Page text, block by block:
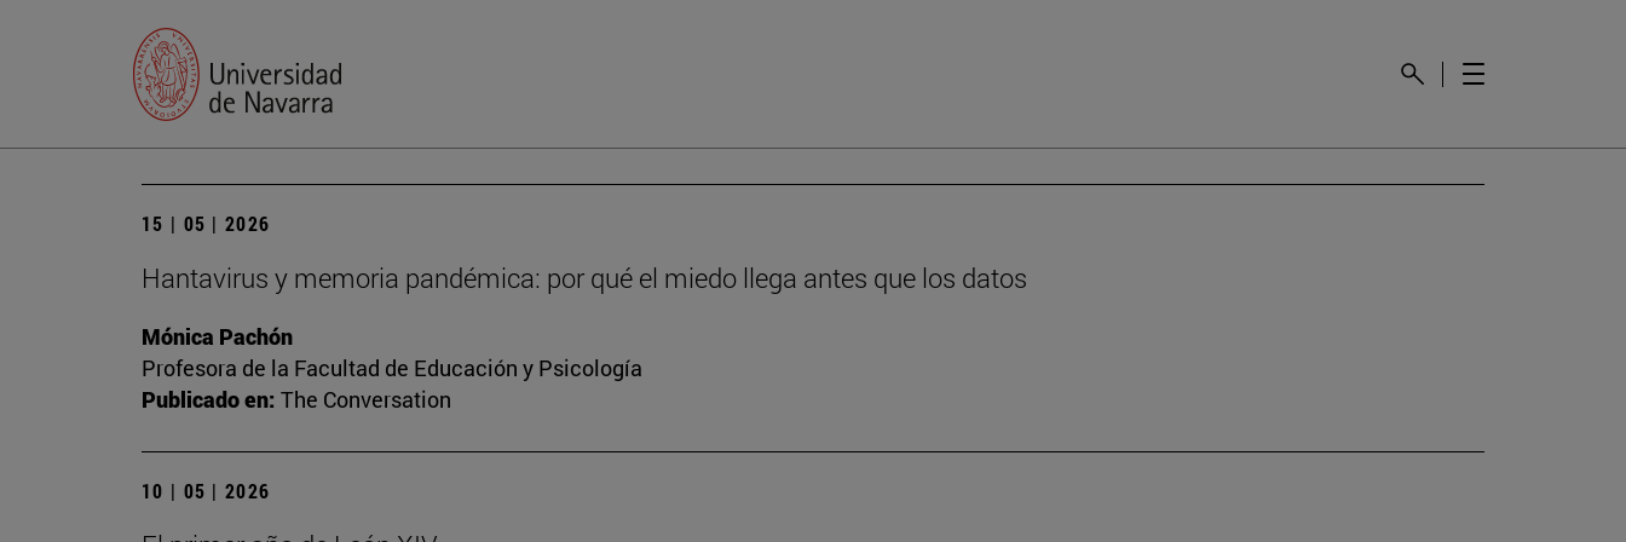
15 | 05 | 2026
Hantavirus y memoria pandémica: por qué el miedo llega antes que los datos
Mónica Pachón
Profesora de la Facultad de Educación y Psicología
Publicado en: The Conversation
10 | 05 | 2026